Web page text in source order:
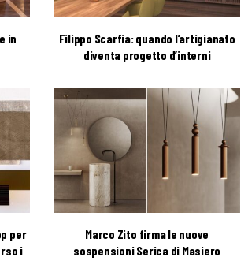
in
Filippo Scarfia: quando l’artigianato
diventa progetto d’interni
per
i
Marco Zito firma le nuove
sospensioni Serica di Masiero